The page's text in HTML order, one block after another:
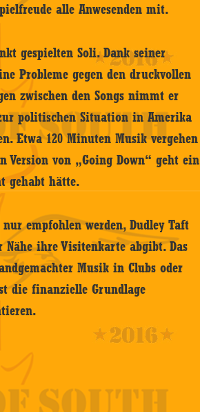
alle Anwesenden mit.
gespielten Soli. Dank seiner
Probleme gegen den druckvollen
zwischen den Songs nimmt er
politischen Situation in Amerika
Etwa 120 Minuten Musik vergehen
von „Going Down“ geht ein
gehabt hätte.
empfohlen werden, Dudley Taft
Nähe ihre Visitenkarte abgibt. Das
Musik in Clubs oder
die finanzielle Grundlage